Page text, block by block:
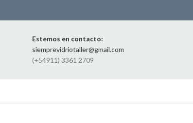
Estemos en contacto:
siemprevidriotaller@gmail.com
(+54911) 3361 2709